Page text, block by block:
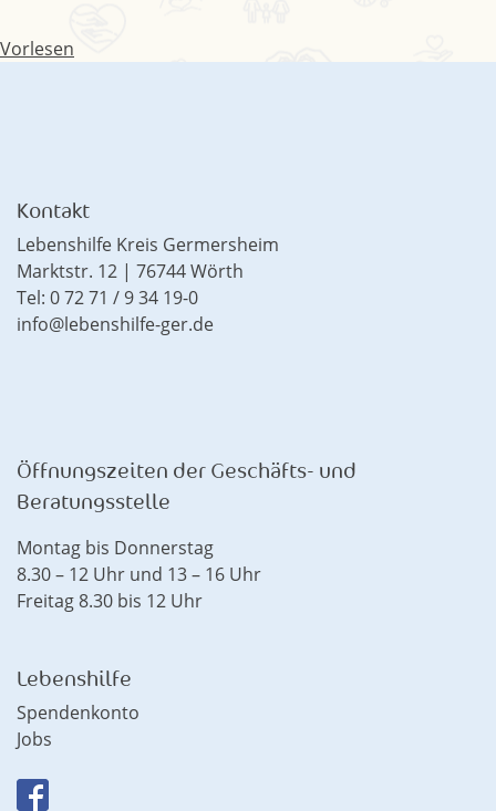
Vorlesen
Kontakt
Lebenshilfe Kreis Germersheim
Marktstr. 12 | 76744 Wörth
Tel: 0 72 71 / 9 34 19-0
info@lebenshilfe-ger.de
Öffnungszeiten der Geschäfts- und
Beratungsstelle
Montag bis Donnerstag
8.30 – 12 Uhr und 13 – 16 Uhr
Freitag 8.30 bis 12 Uhr
Lebenshilfe
Spendenkonto
Jobs